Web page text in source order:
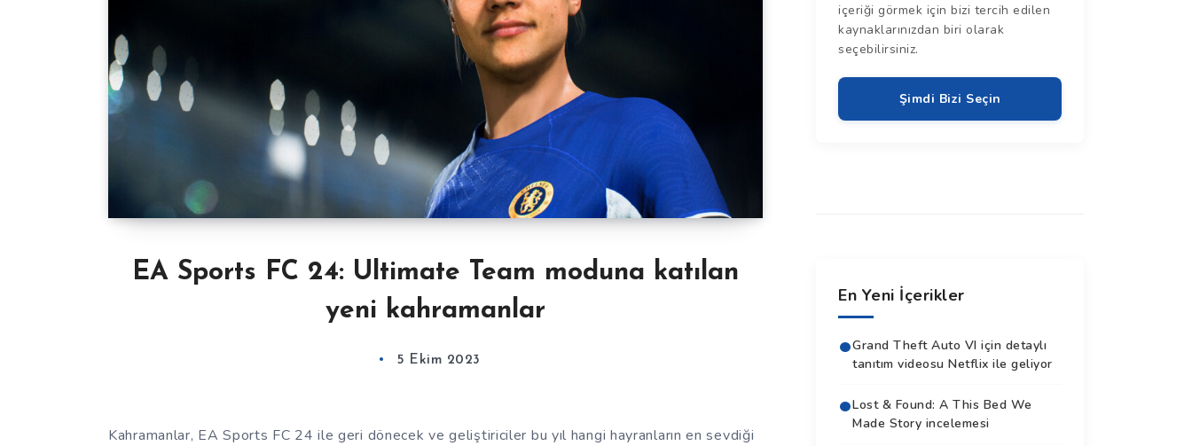
EA Sports FC 24: Ultimate Team moduna katılan
yeni kahramanlar
5 Ekim 2023
Kahramanlar, EA Sports FC 24 ile geri dönecek ve geliştiriciler bu yıl hangi hayranların en sevdiği
içeriği görmek için bizi tercih edilen
kaynaklarınızdan biri olarak
seçebilirsiniz.
Şimdi Bizi Seçin
En Yeni İçerikler
Grand Theft Auto VI için detaylı
tanıtım videosu Netflix ile geliyor
Lost & Found: A This Bed We
Made Story incelemesi